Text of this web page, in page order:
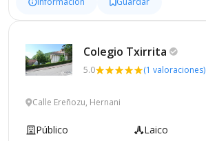
Colegio Txirrita
5.0 (1 valoraciones)
Calle Ereñozu, Hernani
Público Laico